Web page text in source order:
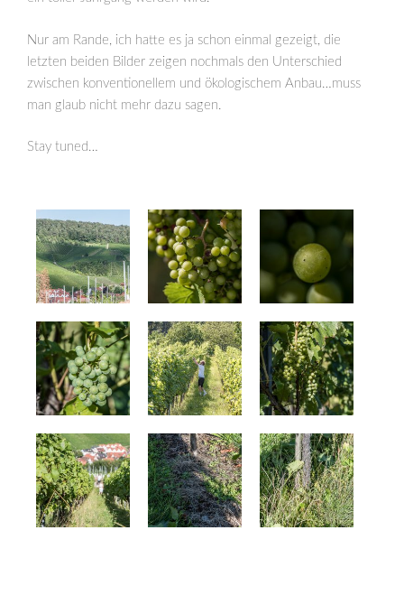
Nur am Rande, ich hatte es ja schon einmal gezeigt, die
letzten beiden Bilder zeigen nochmals den Unterschied
zwischen konventionellem und ökologischem Anbau…muss
man glaub nicht mehr dazu sagen.
Stay tuned…